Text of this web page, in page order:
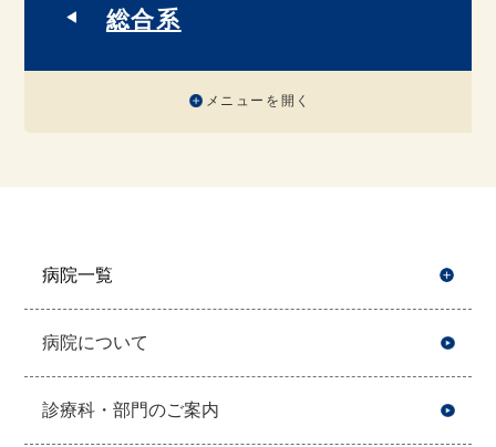
総合系
メニューを開く
病院一覧
病院について
診療科・部門のご案内